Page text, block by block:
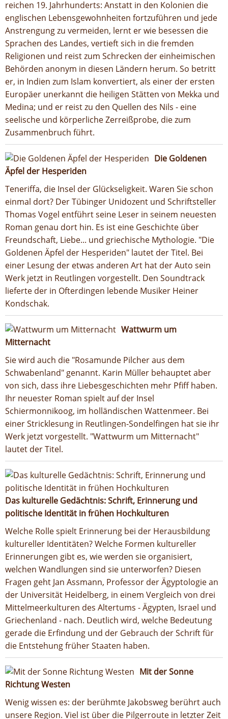
reichen 19. Jahrhunderts: Anstatt in den Kolonien die
englischen Lebensgewohnheiten fortzuführen und jede
Anstrengung zu vermeiden, lernt er wie besessen die
Sprachen des Landes, vertieft sich in die fremden
Religionen und reist zum Schrecken der einheimischen
Behörden anonym in diesen Ländern herum. So betritt
er, in Indien zum Islam konvertiert, als einer der ersten
Europäer unerkannt die heiligen Stätten von Mekka und
Medina; und er reist zu den Quellen des Nils - eine
seelische und körperliche Zerreißprobe, die zum
Zusammenbruch führt.
Die Goldenen
Äpfel der Hesperiden
Teneriffa, die Insel der Glückseligkeit. Waren Sie schon
einmal dort? Der Tübinger Unidozent und Schriftsteller
Thomas Vogel entführt seine Leser in seinem neuesten
Roman genau dort hin. Es ist eine Geschichte über
Freundschaft, Liebe... und griechische Mythologie. "Die
Goldenen Äpfel der Hesperiden" lautet der Titel. Bei
einer Lesung der etwas anderen Art hat der Auto sein
Werk jetzt in Reutlingen vorgestellt. Den Soundtrack
lieferte der in Ofterdingen lebende Musiker Heiner
Kondschak.
Wattwurm um
Mitternacht
Sie wird auch die "Rosamunde Pilcher aus dem
Schwabenland" genannt. Karin Müller behauptet aber
von sich, dass ihre Liebesgeschichten mehr Pfiff haben.
Ihr neuester Roman spielt auf der Insel
Schiermonnikoog, im holländischen Wattenmeer. Bei
einer Stricklesung in Reutlingen-Sondelfingen hat sie ihr
Werk jetzt vorgestellt. "Wattwurm um Mitternacht"
lautet der Titel.
Das kulturelle Gedächtnis: Schrift, Erinnerung und
politische Identität in frühen Hochkulturen
Welche Rolle spielt Erinnerung bei der Herausbildung
kultureller Identitäten? Welche Formen kultureller
Erinnerungen gibt es, wie werden sie organisiert,
welchen Wandlungen sind sie unterworfen? Diesen
Fragen geht Jan Assmann, Professor der Ägyptologie an
der Universität Heidelberg, in einem Vergleich von drei
Mittelmeerkulturen des Altertums - Ägypten, Israel und
Griechenland - nach. Deutlich wird, welche Bedeutung
gerade die Erfindung und der Gebrauch der Schrift für
die Entstehung früher Staaten haben.
Mit der Sonne
Richtung Westen
Wenig wissen es: der berühmte Jakobsweg berührt auch
unsere Region. Viel ist über die Pilgerroute in letzter Zeit